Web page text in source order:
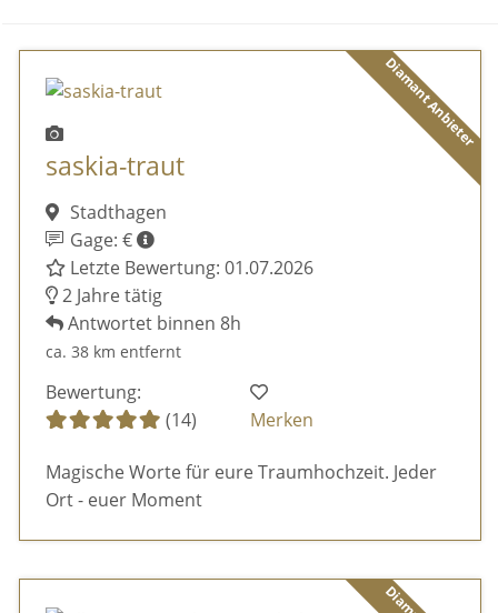
Diamant Anbieter
saskia-traut
Stadthagen
Gage: €
Letzte Bewertung: 01.07.2026
2 Jahre tätig
Antwortet binnen 8h
ca. 38 km entfernt
Bewertung:
(14)
Merken
Magische Worte für eure Traumhochzeit. Jeder
Ort - euer Moment